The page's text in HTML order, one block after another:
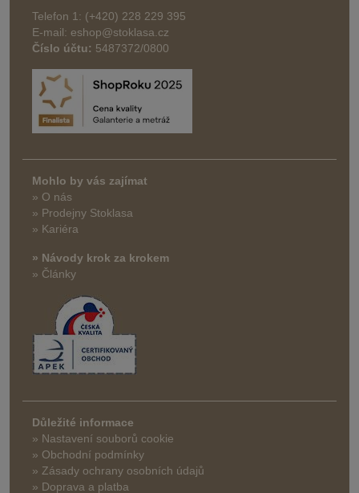
Telefon 1: (+420) 228 229 395
E-mail: eshop@stoklasa.cz
Číslo účtu: 5487372/0800
Mohlo by vás zajímat
» O nás
» Prodejny Stoklasa
» Kariéra
» Návody krok za krokem
» Články
Důležité informace
» Nastavení souborů cookie
» Obchodní podmínky
» Zásady ochrany osobních údajů
» Doprava a platba